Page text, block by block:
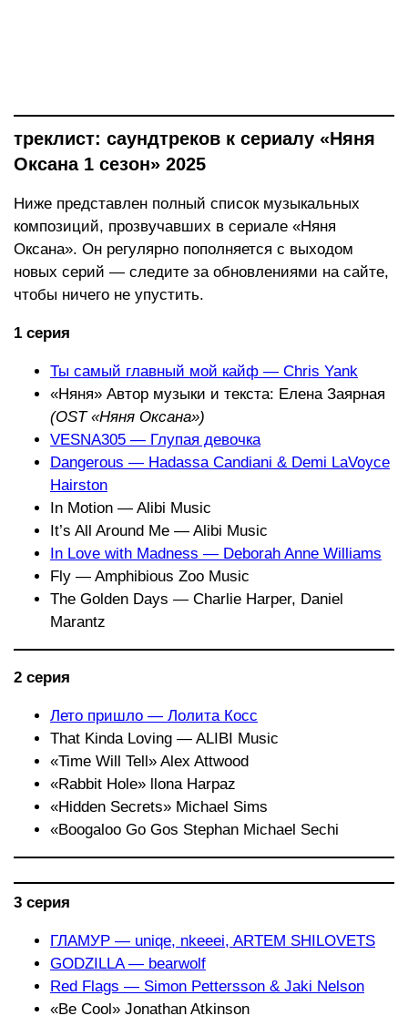
треклист: саундтреков к сериалу «Няня
Оксана 1 сезон» 2025
Ниже представлен полный список музыкальных
композиций, прозвучавших в сериале «Няня
Оксана». Он регулярно пополняется с выходом
новых серий — следите за обновлениями на сайте,
чтобы ничего не упустить.
1 серия
Ты самый главный мой кайф — Chris Yank
«Няня» Автор музыки и текста: Елена Заярная
(OST «Няня Оксана»)
VESNA305 — Глупая девочка
Dangerous — Hadassa Candiani & Demi LaVoyce
Hairston
In Motion — Alibi Music
It’s All Around Me — Alibi Music
In Love with Madness — Deborah Anne Williams
Fly — Amphibious Zoo Music
The Golden Days — Charlie Harper, Daniel
Marantz
2 серия
Лето пришло — Лолита Косс
That Kinda Loving — ALIBI Music
«Time Will Tell» Alex Attwood
«Rabbit Hole» llona Harpaz
«Hidden Secrets» Michael Sims
«Boogaloo Go Gos Stephan Michael Sechi
3 серия
ГЛАМУР — uniqe, nkeeei, ARTEM SHILOVETS
GODZILLA — bearwolf
Red Flags — Simon Pettersson & Jaki Nelson
«Be Cool» Jonathan Atkinson